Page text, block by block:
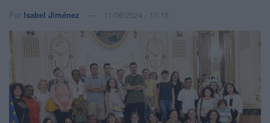
Por Isabel Jiménez 11/06/2024 - 17:15